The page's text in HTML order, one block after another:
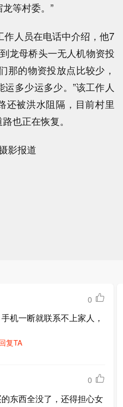
等村委。”
人员在电话中介绍，他7
龙母桥头一无人机物资投
那的物资投放点比较少，
多少运多少。”该工作人
还被洪水阻隔，目前村里
也正在恢复。
影报道
0
机一断就联系不上家人，
复TA
0
东西全没了，还得担心女